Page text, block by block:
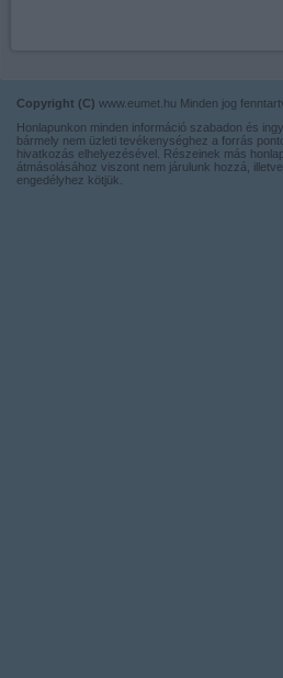
Copyright (C) www.eumet.hu Minden jog
Honlapunkon minden információ szabadon és
bármely nem üzleti tevékenységhez a forrás
hivatkozás elhelyezésével. Részeinek más
átmásolásához viszont nem járulunk hozzá,
engedélyhez kötjük.